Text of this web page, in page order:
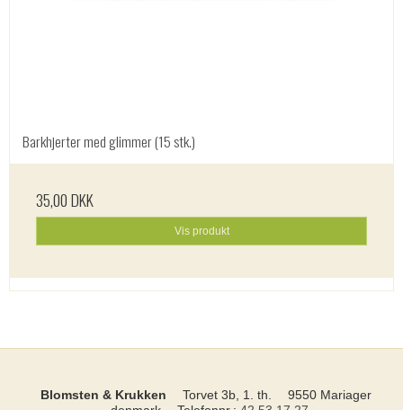
Barkhjerter med glimmer (15 stk.)
35,00 DKK
Vis produkt
Blomsten & Krukken Torvet 3b, 1. th.
9550 Mariager